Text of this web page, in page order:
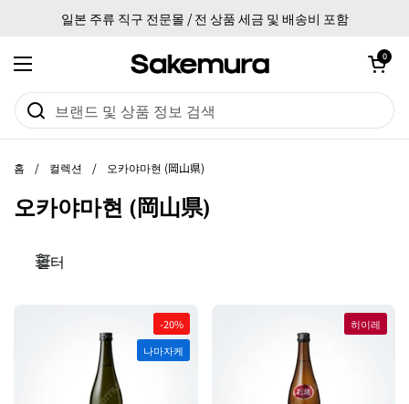
일본 주류 직구 전문몰 / 전 상품 세금 및 배송비 포함
메뉴 열기
카트 열기
0
홈 / 컬렉션 / 오카야마현 (岡山県)
오카야마현 (岡山県)
필터
-20%
나마자케
히이레